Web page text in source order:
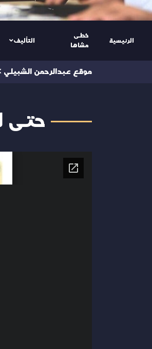
الرئيسية
خطى
مشاها
التأليف
موقع عبدالرحمن الشبيلي
حتى